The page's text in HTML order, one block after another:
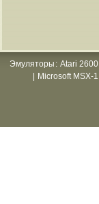
Эмуляторы : Atari 2600
Microsoft MSX-1